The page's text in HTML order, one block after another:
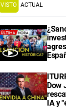
VISTO ACTUAL
Dow
IA y